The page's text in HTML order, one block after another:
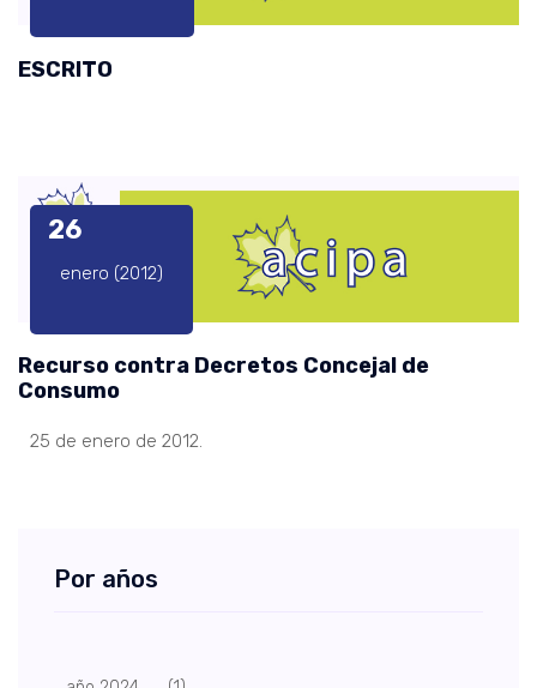
ESCRITO
26
enero (2012)
Recurso contra Decretos Concejal de
Consumo
25 de enero de 2012.
Por años